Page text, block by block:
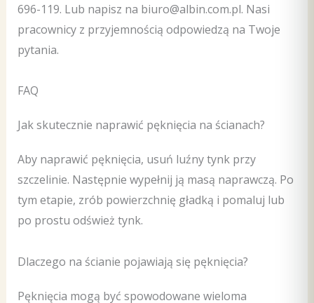
696-119. Lub napisz na biuro@albin.com.pl. Nasi
pracownicy z przyjemnością odpowiedzą na Twoje
pytania.
FAQ
Jak skutecznie naprawić pęknięcia na ścianach?
Aby naprawić pęknięcia, usuń luźny tynk przy
szczelinie. Następnie wypełnij ją masą naprawczą. Po
tym etapie, zrób powierzchnię gładką i pomaluj lub
po prostu odśwież tynk.
Dlaczego na ścianie pojawiają się pęknięcia?
Pęknięcia mogą być spowodowane wieloma